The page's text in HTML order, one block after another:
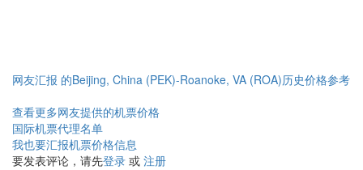
网友汇报 的Beijing, China (PEK)-Roanoke, VA (ROA)历史价格参考
查看更多网友提供的机票价格
国际机票代理名单
我也要汇报机票价格信息
要发表评论，请先登录 或 注册